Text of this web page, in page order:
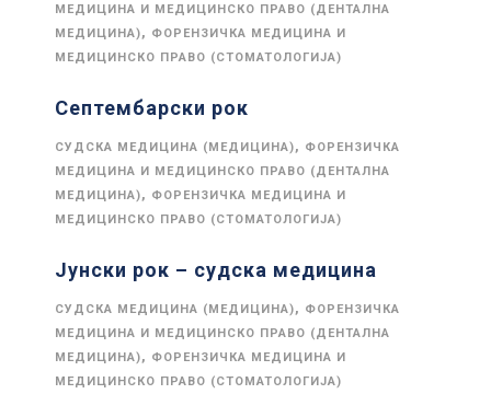
МЕДИЦИНА И МЕДИЦИНСКО ПРАВО (ДЕНТАЛНА
МЕДИЦИНА), ФОРЕНЗИЧКА МЕДИЦИНА И
МЕДИЦИНСКО ПРАВО (СТОМАТОЛОГИЈА)
Септембарски рок
СУДСКА МЕДИЦИНА (МЕДИЦИНА), ФОРЕНЗИЧКА
МЕДИЦИНА И МЕДИЦИНСКО ПРАВО (ДЕНТАЛНА
МЕДИЦИНА), ФОРЕНЗИЧКА МЕДИЦИНА И
МЕДИЦИНСКО ПРАВО (СТОМАТОЛОГИЈА)
Јунски рок – судска медицина
СУДСКА МЕДИЦИНА (МЕДИЦИНА), ФОРЕНЗИЧКА
МЕДИЦИНА И МЕДИЦИНСКО ПРАВО (ДЕНТАЛНА
МЕДИЦИНА), ФОРЕНЗИЧКА МЕДИЦИНА И
МЕДИЦИНСКО ПРАВО (СТОМАТОЛОГИЈА)